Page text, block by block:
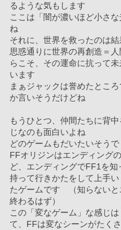
るような気もします
ここは「闇が濃いほど小さ
ね
それに、世界を救ったのは
思惑通りに世界の再創造＝
らこそ、その運命に抗って
います
まぁジャックは誉めたとこ
か言いそうだけどね
もうひとつ、仲間たちに背
じなのも面白いよね
どのゲームもだいたいそう
FFオリジンはエンディング
ど、エンディングでFF1を
持って行きかたをして上手
たゲームです　（知らない
終わるはず）
この「変なゲーム」な感じ
て、FFは変なシーンがたく